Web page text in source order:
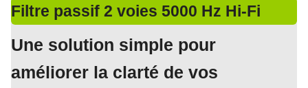
Filtre passif 2 voies 5000 Hz Hi-Fi
Une solution simple pour
améliorer la clarté de vos